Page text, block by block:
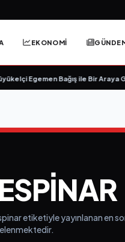
EKONOMİ
Egemen Bağış ile Bir Araya
etiketiyle yayınlanan en